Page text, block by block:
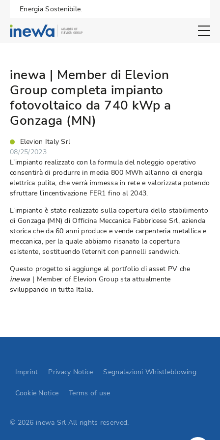
Energia Sostenibile.
Open
inewa | Member di Elevion
Group completa impianto
fotovoltaico da 740 kWp a
Gonzaga (MN)
Elevion Italy Srl
08/25/2023
L’impianto realizzato con la formula del noleggio operativo
consentirà di produrre in media 800 MWh all'anno di energia
elettrica pulita, che verrà immessa in rete e valorizzata potendo
sfruttare l’incentivazione FER1 fino al 2043.
L’impianto è stato realizzato sulla copertura dello stabilimento
di Gonzaga (MN) di Officina Meccanica Fabbricese Srl, azienda
storica che da 60 anni produce e vende carpenteria metallica e
meccanica, per la quale abbiamo risanato la copertura
esistente, sostituendo l’eternit con pannelli sandwich.
Questo progetto si aggiunge al portfolio di asset PV che
inewa | Member of Elevion Group sta attualmente
sviluppando in tutta Italia.
Imprint Privacy Notice Segnalazioni Whistleblowing
Cookie Notice Terms of use
© 2026 inewa Srl All rights reserved.